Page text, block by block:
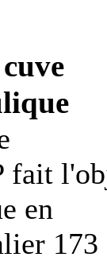
fait
en
173